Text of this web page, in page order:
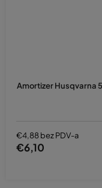
Amortizer Husqvarna
€4,88 bez PDV-a
€6,10